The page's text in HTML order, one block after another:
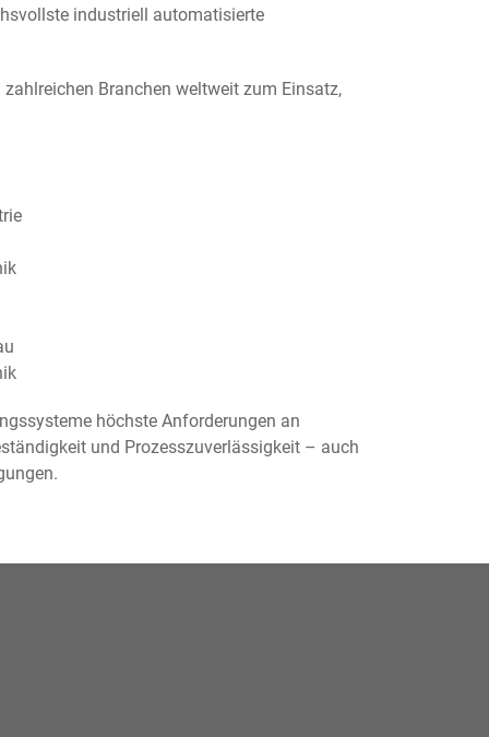
industriell automatisierte
Branchen weltweit zum Einsatz,
höchste Anforderungen an
und Prozesszuverlässigkeit – auch